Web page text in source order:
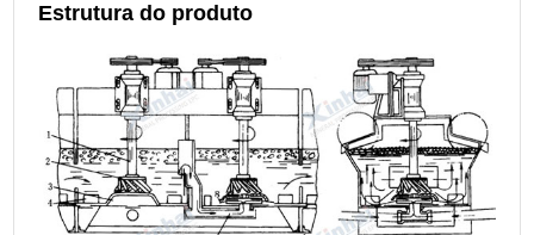
Estrutura do produto